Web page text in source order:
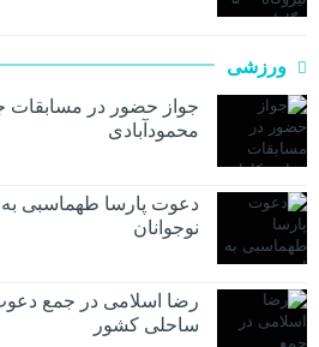
ورزشی
جواز حضور در مسابقات
محمودآبادی
دعوت پارسا طهماسبی به
نوجوانان
رضا اسلامی در جمع
ساحلی کشور